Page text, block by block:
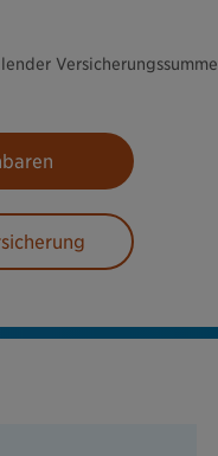
Versicherungssumme